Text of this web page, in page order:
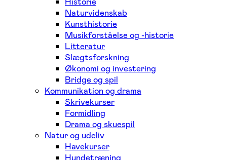
Naturvidenskab
Kunsthistorie
Musikforståelse og -historie
Litteratur
Slægtsforskning
Økonomi og investering
Bridge og spil
Kommunikation og drama
Skrivekurser
Formidling
Drama og skuespil
Natur og udeliv
Havekurser
Hundetræning